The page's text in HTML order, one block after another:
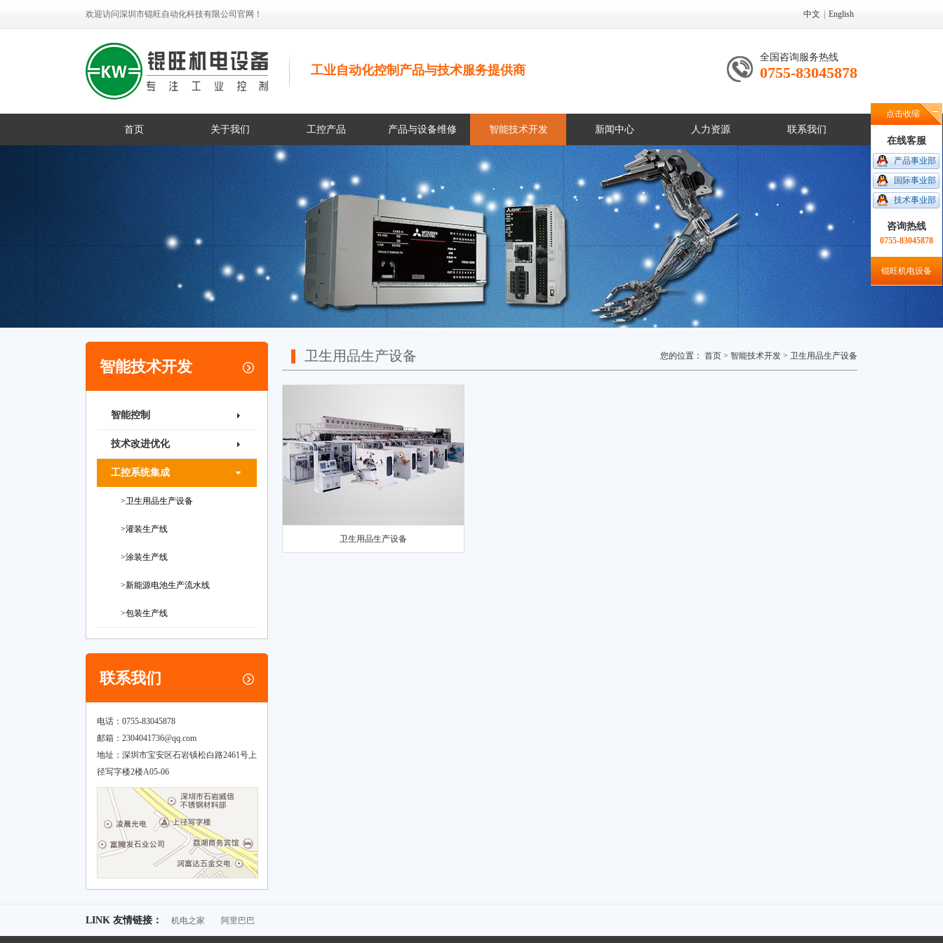
点击收缩
在线客服
产品事业部
国际事业部
技术事业部
咨询热线
0755-83045878
锟旺机电设备
欢迎访问深圳市锟旺自动化科技有限公司官网！ 中文 English
工业自动化控制产品与技术服务提供商
全国咨询服务热线
0755-83045878
首页 关于我们 工控产品 产品与设备维修 智能技术开发 新闻中心 人力资源 联系我们
智能技术开发
智能控制
技术改进优化
工控系统集成
>卫生用品生产设备
>灌装生产线
>涂装生产线
>新能源电池生产流水线
>包装生产线
联系我们
电话：0755-83045878
邮箱： 2304041736@qq.com
地址：深圳市宝安区石岩镇松白路2461号上
径写字楼2楼A05-06
卫生用品生产设备 您的位置： 首页 > 智能技术开发 > 卫生用品生产设备
卫生用品生产设备
LINK 友情链接： 机电之家 阿里巴巴